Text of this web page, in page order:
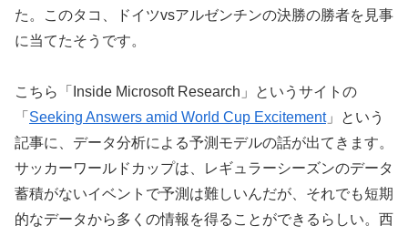
た。このタコ、ドイツvsアルゼンチンの決勝の勝者を見事
に当てたそうです。
こちら「Inside Microsoft Research」というサイトの
「 Seeking Answers amid World Cup Excitement」という
記事に、データ分析による予測モデルの話が出てきます。
サッカーワールドカップは、レギュラーシーズンのデータ
蓄積がないイベントで予測は難しいんだが、それでも短期
的なデータから多くの情報を得ることができるらしい。西